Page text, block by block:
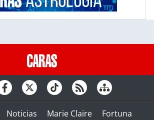
Noticias Marie Claire
Fortuna